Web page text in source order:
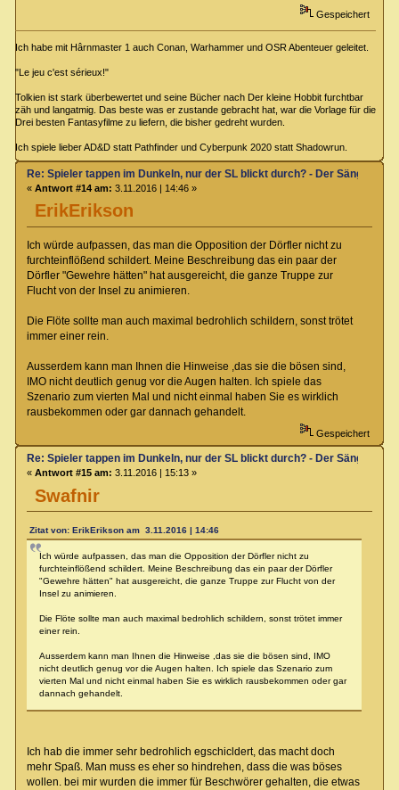
Gespeichert
Ich habe mit Hârnmaster 1 auch Conan, Warhammer und OSR Abenteuer geleitet.
"Le jeu c'est sérieux!"
Tolkien ist stark überbewertet und seine Bücher nach Der kleine Hobbit furchtbar
zäh und langatmig. Das beste was er zustande gebracht hat, war die Vorlage für die
Drei besten Fantasyfilme zu liefern, die bisher gedreht wurden.
Ich spiele lieber AD&D statt Pathfinder und Cyberpunk 2020 statt Shadowrun.
ErikErikson
Re: Spieler tappen im Dunkeln, nur der SL blickt durch? - Der Sänger von
« Antwort #14 am: 3.11.2016 | 14:46 »
Ich würde aufpassen, das man die Opposition der Dörfler nicht zu
furchteinflößend schildert. Meine Beschreibung das ein paar der
Dörfler "Gewehre hätten" hat ausgereicht, die ganze Truppe zur
Flucht von der Insel zu animieren.
Die Flöte sollte man auch maximal bedrohlich schildern, sonst trötet
immer einer rein.
Ausserdem kann man Ihnen die Hinweise ,das sie die bösen sind,
IMO nicht deutlich genug vor die Augen halten. Ich spiele das
Szenario zum vierten Mal und nicht einmal haben Sie es wirklich
rausbekommen oder gar dannach gehandelt.
Gespeichert
Swafnir
Re: Spieler tappen im Dunkeln, nur der SL blickt durch? - Der Sänger von
« Antwort #15 am: 3.11.2016 | 15:13 »
Zitat von: ErikErikson am 3.11.2016 | 14:46
Ich würde aufpassen, das man die Opposition der Dörfler nicht zu
furchteinflößend schildert. Meine Beschreibung das ein paar der Dörfler
"Gewehre hätten" hat ausgereicht, die ganze Truppe zur Flucht von der
Insel zu animieren.
Die Flöte sollte man auch maximal bedrohlich schildern, sonst trötet immer
einer rein.
Ausserdem kann man Ihnen die Hinweise ,das sie die bösen sind, IMO
nicht deutlich genug vor die Augen halten. Ich spiele das Szenario zum
vierten Mal und nicht einmal haben Sie es wirklich rausbekommen oder gar
dannach gehandelt.
Ich hab die immer sehr bedrohlich egschicldert, das macht doch
mehr Spaß. Man muss es eher so hindrehen, dass die was böses
wollen. bei mir wurden die immer für Beschwörer gehalten, die etwas